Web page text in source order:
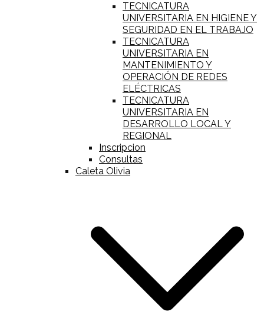
TECNICATURA
UNIVERSITARIA EN HIGIENE Y
SEGURIDAD EN EL TRABAJO
TECNICATURA
UNIVERSITARIA EN
MANTENIMIENTO Y
OPERACIÓN DE REDES
ELÉCTRICAS
TECNICATURA
UNIVERSITARIA EN
DESARROLLO LOCAL Y
REGIONAL
Inscripcion
Consultas
Caleta Olivia